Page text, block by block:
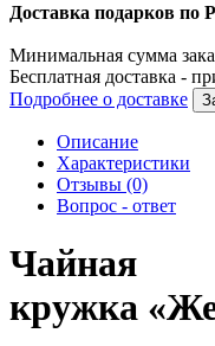
Доставка подарков по
Минимальная сумма
Бесплатная доставка -
Подробнее о доставке
Описание
Характеристики
Отзывы (0)
Вопрос - ответ
Чайная
кружка